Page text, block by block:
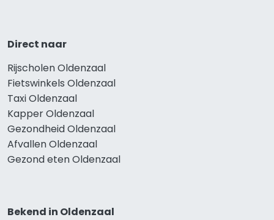
Direct naar
Rijscholen Oldenzaal
Fietswinkels Oldenzaal
Taxi Oldenzaal
Kapper Oldenzaal
Gezondheid Oldenzaal
Afvallen Oldenzaal
Gezond eten Oldenzaal
Bekend in Oldenzaal